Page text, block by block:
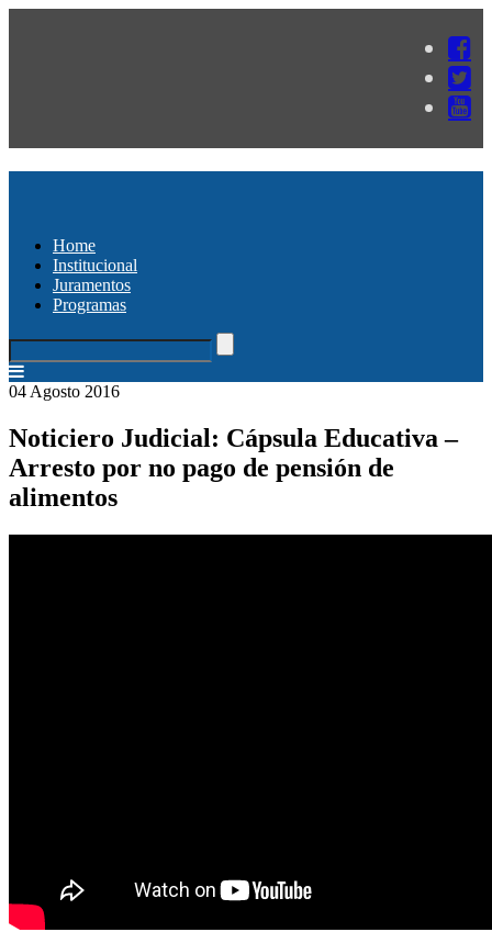
Home
Institucional
Juramentos
Programas
04 Agosto 2016
Noticiero Judicial: Cápsula Educativa –
Arresto por no pago de pensión de
alimentos